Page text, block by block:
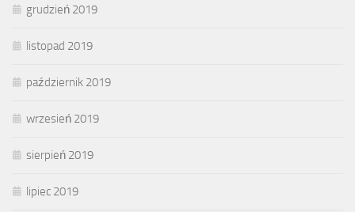
grudzień 2019
listopad 2019
październik 2019
wrzesień 2019
sierpień 2019
lipiec 2019